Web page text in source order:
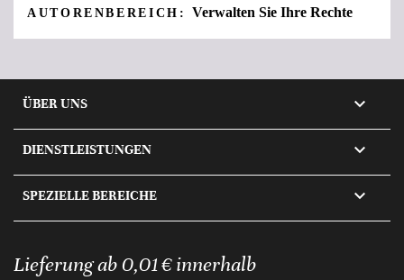
AUTORENBEREICH: Verwalten Sie Ihre Rechte
ÜBER UNS 
DIENSTLEISTUNGEN 
SPEZIELLE BEREICHE 
Lieferung ab 0,01 € innerhalb